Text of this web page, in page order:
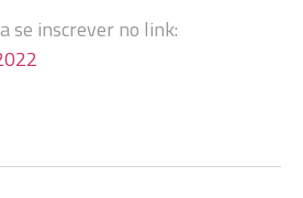
se inscrever no link: